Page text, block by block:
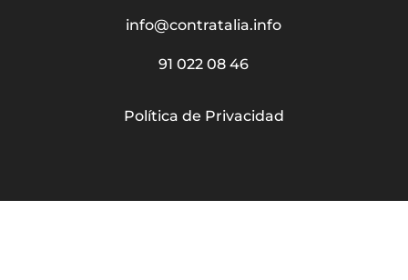
info@contratalia.info
91 022 08 46
Política de Privacidad